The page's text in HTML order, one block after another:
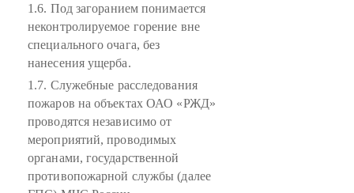
1.6. Под загоранием понимается
неконтролируемое горение вне
специального очага, без
нанесения ущерба.
1.7. Служебные расследования
пожаров на объектах ОАО «РЖД»
проводятся независимо от
мероприятий, проводимых
органами, государственной
противопожарной службы (далее